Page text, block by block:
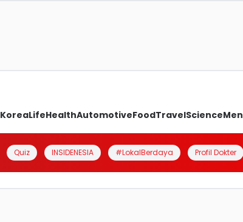
KoreaLifeHealthAutomotiveFoodTravelScienceMen
Quiz INSIDENESIA #LokalBerdaya Profil Dokter